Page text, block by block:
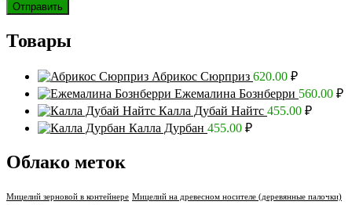
Товары
Абрикос Сюрприз 620.00 ₽
Ежемалина Бознберри 560.00 ₽
Калла Дубай Найтс 455.00 ₽
Калла Дурбан 455.00 ₽
Облако меток
Мицелий зерновой в контейнере Мицелий на древесном носителе (деревянные палочки)